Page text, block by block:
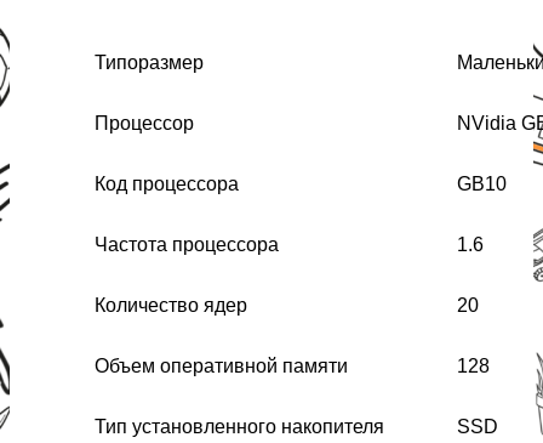
Типоразмер
Процессор NVidia
Код процессора GB10
Частота процессора 1.6
Количество ядер 20
Объем оперативной памяти 128
Тип установленного накопителя SSD